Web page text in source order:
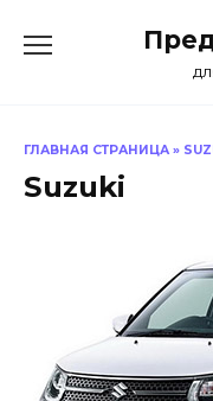
ГЛАВНАЯ СТРАНИЦА »
Suzuki